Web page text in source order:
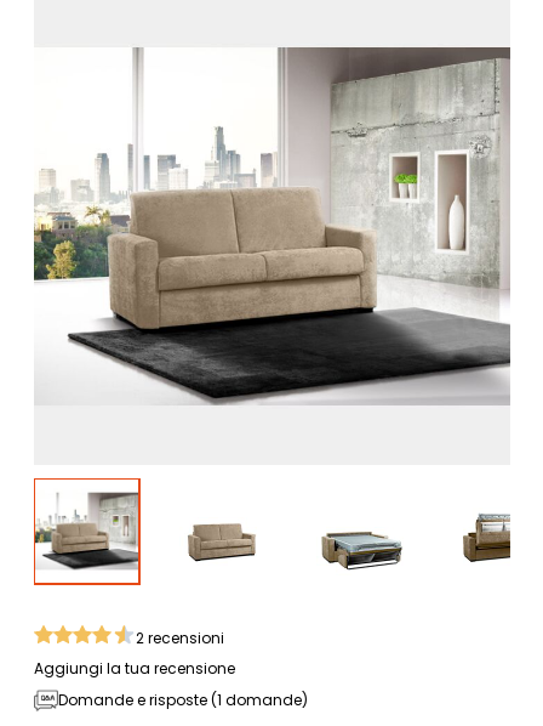
2recensioni
Aggiungi la tua recensione
Domande e risposte (1 domande)